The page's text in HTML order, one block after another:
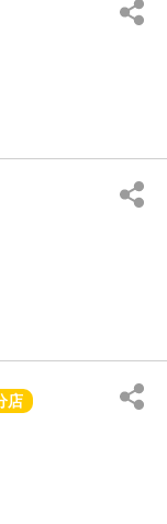
店